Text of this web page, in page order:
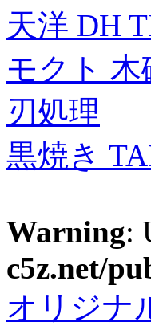
天洋 DH
モクト 木
刃処理
黒焼き
Warning:
c5z.net/
オリジナ